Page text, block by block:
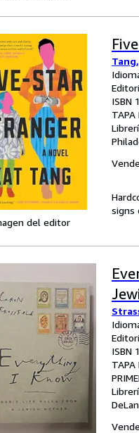
del editor
ISBN
TAPA
signs
ISBN
TAPA